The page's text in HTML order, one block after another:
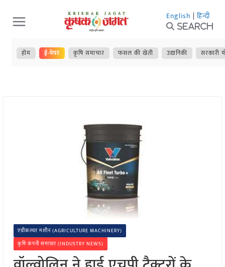
Skip
to
content
English | हिन्दी
Search
होम ई-पेपर कृषि समाचार फसल की खेती उद्यानिकी सरकारी
एग्रीकल्चर मशीन (AGRICULTURE MACHINERY)
कृषि कंपनी समाचार (INDUSTRY NEWS)